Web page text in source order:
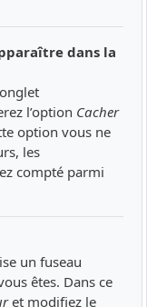
dans la
l’option Cacher
option vous ne
les
compté parmi
un fuseau
êtes. Dans ce
et modifiez le